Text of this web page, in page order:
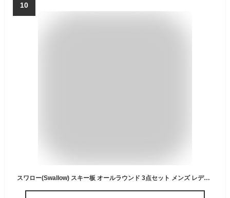
10
スワロー(Swallow) スキー板 オールラウンド 3点セット メンズ レディース PROMETHUM+XPRESS10GW+CARVE COMFORT スキー板＋ビンディング＋ブーツ